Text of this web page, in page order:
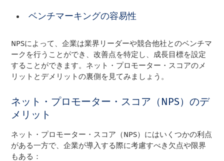
ベンチマーキングの容易性
NPSによって、企業は業界リーダーや競合他社とのベンチマ
ークを行うことができ、改善点を特定し、成長目標を設定
することができます。ネット・プロモーター・スコアのメ
リットとデメリットの裏側を見てみましょう。
ネット・プロモーター・スコア（NPS）のデ
メリット
ネット・プロモーター・スコア（NPS）にはいくつかの利点
がある一方で、企業が導入する際に考慮すべき欠点や限界
もある：